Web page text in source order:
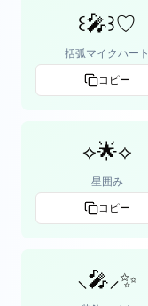
꒰🎤꒱♡
括弧マイクハート
コピー
⟡🌟⟡
星囲み
コピー
⸜🎤⸝‍✨